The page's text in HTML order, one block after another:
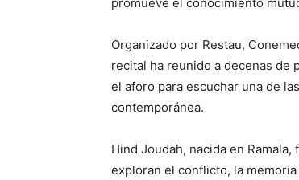
promueve el conocimiento
Organizado por Restau,
recital ha reunido a decenas de
el aforo para escuchar una de
contemporánea.
Hind Joudah, nacida en
exploran el conflicto, la